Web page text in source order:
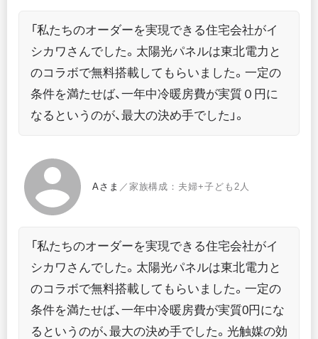
「私たちのオーダーを実現できる住宅会社がイ
シカワさんでした。太陽光パネルは東北電力と
のコラボで無料搭載してもらいました。一定の
条件を満たせば、一年中冷暖房費が実質０円に
なるというのが、最大の決め手でした」。
Aさま ／家族構成：夫婦+子ども2人
「私たちのオーダーを実現できる住宅会社がイ
シカワさんでした。太陽光パネルは東北電力と
のコラボで無料搭載してもらいました。一定の
条件を満たせば、一年中冷暖房費が実質0円にな
るというのが、最大の決め手でした。光触媒の効